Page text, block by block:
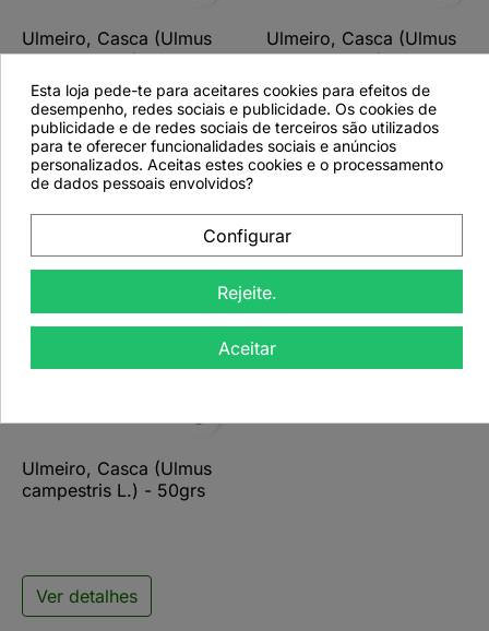
Ulmeiro, Casca (Ulmus
campestris L.) - 1Kg
Ver detalhes
Ulmeiro, Casca (Ulmus
campestris L.) - 500grs
Ver detalhes

favorite_border
Ulmeiro, Casca (Ulmus
campestris L.) - 50grs
Ver detalhes
Esta loja pede-te para aceitares cookies para efeitos de
desempenho, redes sociais e publicidade. Os cookies de
publicidade e de redes sociais de terceiros são utilizados
para te oferecer funcionalidades sociais e anúncios
personalizados. Aceitas estes cookies e o processamento
de dados pessoais envolvidos?
Configurar
Rejeite.
Aceitar